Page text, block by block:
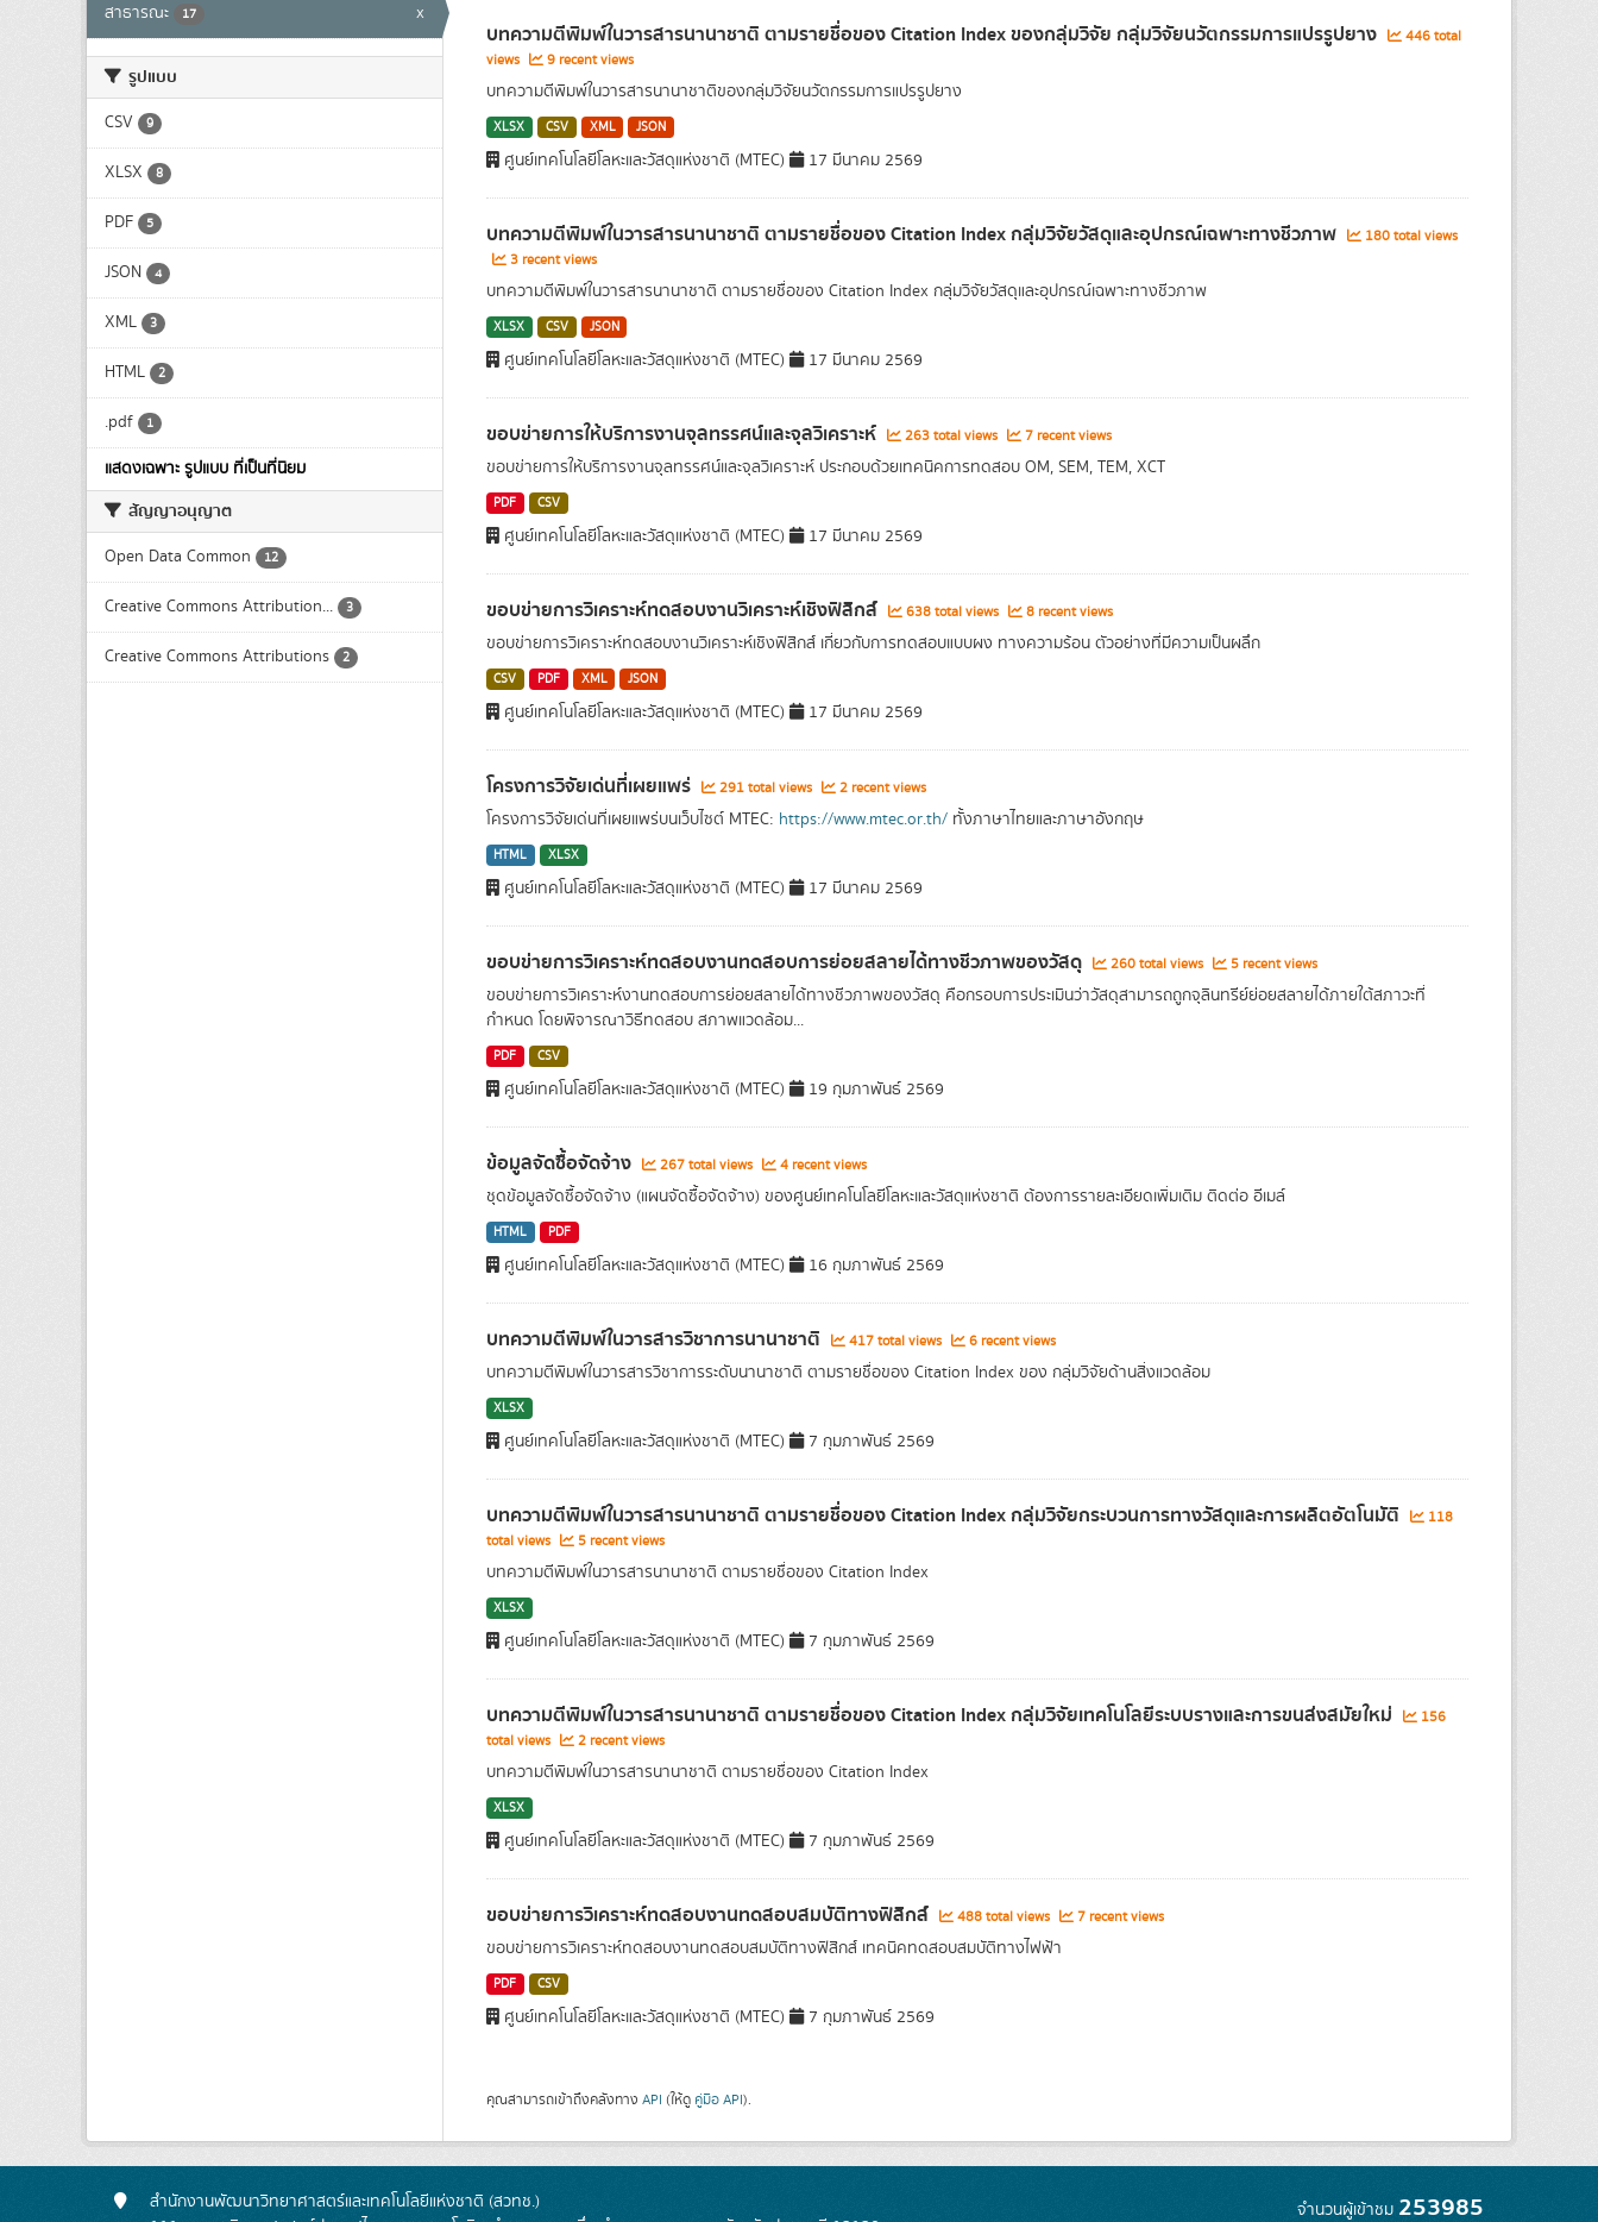
สาธารณะ 17 x
รูปแบบ
CSV 9
XLSX 8
PDF 5
JSON 4
XML 3
HTML 2
.pdf 1
แสดงเฉพาะ รูปแบบ ที่เป็นที่นิยม
สัญญาอนุญาต
Open Data Common 12
Creative Commons Attribution... 3
Creative Commons Attributions 2
บทความตีพิมพ์ในวารสารนานาชาติ ตามรายชื่อของ Citation Index ของกลุ่มวิจัย กลุ่มวิจัยนวัตกรรมการแปรรูปยาง
446 total
views
9 recent views
บทความตีพิมพ์ในวารสารนานาชาติของกลุ่มวิจัยนวัตกรรมการแปรรูปยาง
XLSX CSV XML JSON
ศูนย์เทคโนโลยีโลหะและวัสดุแห่งชาติ (MTEC) 17 มีนาคม 2569
บทความตีพิมพ์ในวารสารนานาชาติ ตามรายชื่อของ Citation Index กลุ่มวิจัยวัสดุและอุปกรณ์เฉพาะทางชีวภาพ
180 total views
3 recent views
บทความตีพิมพ์ในวารสารนานาชาติ ตามรายชื่อของ Citation Index กลุ่มวิจัยวัสดุและอุปกรณ์เฉพาะทางชีวภาพ
XLSX CSV JSON
ศูนย์เทคโนโลยีโลหะและวัสดุแห่งชาติ (MTEC) 17 มีนาคม 2569
ขอบข่ายการให้บริการงานจุลทรรศน์และจุลวิเคราะห์ 263 total views 7 recent views
ขอบข่ายการให้บริการงานจุลทรรศน์และจุลวิเคราะห์ ประกอบด้วยเทคนิคการทดสอบ OM, SEM, TEM, XCT
PDF CSV
ศูนย์เทคโนโลยีโลหะและวัสดุแห่งชาติ (MTEC) 17 มีนาคม 2569
ขอบข่ายการวิเคราะห์ทดสอบงานวิเคราะห์เชิงฟิสิกส์ 638 total views 8 recent views
ขอบข่ายการวิเคราะห์ทดสอบงานวิเคราะห์เชิงฟิสิกส์ เกี่ยวกับการทดสอบแบบผง ทางความร้อน ตัวอย่างที่มีความเป็นผลึก
CSV PDF XML JSON
ศูนย์เทคโนโลยีโลหะและวัสดุแห่งชาติ (MTEC) 17 มีนาคม 2569
โครงการวิจัยเด่นที่เผยแพร่ 291 total views 2 recent views
โครงการวิจัยเด่นที่เผยแพร่บนเว็บไซต์ MTEC: https://www.mtec.or.th/ทั้งภาษาไทยและภาษาอังกฤษ
HTML XLSX
ศูนย์เทคโนโลยีโลหะและวัสดุแห่งชาติ (MTEC) 17 มีนาคม 2569
ขอบข่ายการวิเคราะห์ทดสอบงานทดสอบการย่อยสลายได้ทางชีวภาพของวัสดุ 260 total views 5 recent views
ขอบข่ายการวิเคราะห์งานทดสอบการย่อยสลายได้ทางชีวภาพของวัสดุ คือกรอบการประเมินว่าวัสดุสามารถถูกจุลินทรีย์ย่อยสลายได้ภายใต้สภาวะที่
กำหนด โดยพิจารณาวิธีทดสอบ สภาพแวดล้อม...
PDF CSV
ศูนย์เทคโนโลยีโลหะและวัสดุแห่งชาติ (MTEC) 19 กุมภาพันธ์ 2569
ข้อมูลจัดซื้อจัดจ้าง 267 total views 4 recent views
ชุดข้อมูลจัดซื้อจัดจ้าง (แผนจัดซื้อจัดจ้าง) ของศูนย์เทคโนโลยีโลหะและวัสดุแห่งชาติ ต้องการรายละเอียดเพิ่มเติม ติดต่อ อีเมล์
HTML PDF
ศูนย์เทคโนโลยีโลหะและวัสดุแห่งชาติ (MTEC) 16 กุมภาพันธ์ 2569
บทความตีพิมพ์ในวารสารวิชาการนานาชาติ 417 total views 6 recent views
บทความตีพิมพ์ในวารสารวิชาการระดับนานาชาติ ตามรายชื่อของ Citation Index ของ กลุ่มวิจัยด้านสิ่งแวดล้อม
XLSX
ศูนย์เทคโนโลยีโลหะและวัสดุแห่งชาติ (MTEC) 7 กุมภาพันธ์ 2569
บทความตีพิมพ์ในวารสารนานาชาติ ตามรายชื่อของ Citation Index กลุ่มวิจัยกระบวนการทางวัสดุและการผลิตอัตโนมัติ
118
total views
5 recent views
บทความตีพิมพ์ในวารสารนานาชาติ ตามรายชื่อของ Citation Index
XLSX
ศูนย์เทคโนโลยีโลหะและวัสดุแห่งชาติ (MTEC) 7 กุมภาพันธ์ 2569
บทความตีพิมพ์ในวารสารนานาชาติ ตามรายชื่อของ Citation Index กลุ่มวิจัยเทคโนโลยีระบบรางและการขนส่งสมัยใหม่
156
total views
2 recent views
บทความตีพิมพ์ในวารสารนานาชาติ ตามรายชื่อของ Citation Index
XLSX
ศูนย์เทคโนโลยีโลหะและวัสดุแห่งชาติ (MTEC) 7 กุมภาพันธ์ 2569
ขอบข่ายการวิเคราะห์ทดสอบงานทดสอบสมบัติทางฟิสิกส์ 488 total views 7 recent views
ขอบข่ายการวิเคราะห์ทดสอบงานทดสอบสมบัติทางฟิสิกส์ เทคนิคทดสอบสมบัติทางไฟฟ้า
PDF CSV
ศูนย์เทคโนโลยีโลหะและวัสดุแห่งชาติ (MTEC) 7 กุมภาพันธ์ 2569
คุณสามารถเข้าถึงคลังทาง API (ให้ดู คู่มือ API).
สำนักงานพัฒนาวิทยาศาสตร์และเทคโนโลยีแห่งชาติ (สวทช.)
จำนวนผู้เข้าชม 253985